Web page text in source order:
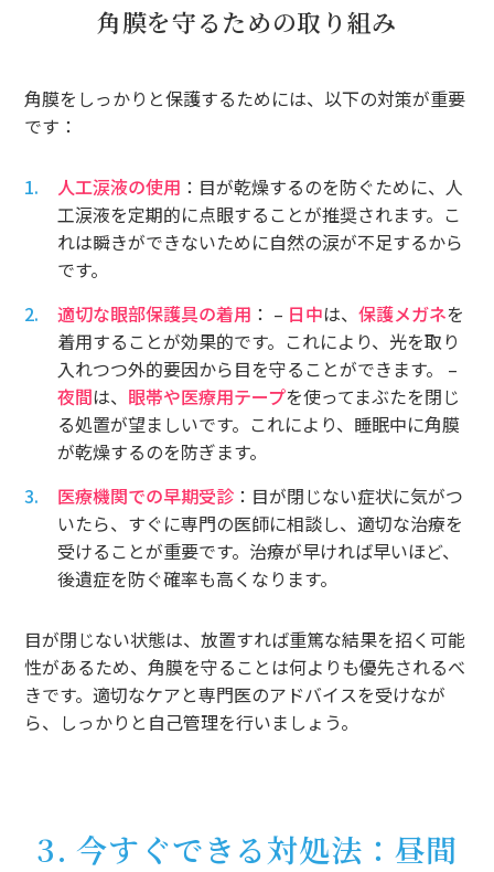
角膜を守るための取り組み
角膜をしっかりと保護するためには、以下の対策が重要
です：
人工涙液の使用 ：目が乾燥するのを防ぐために、人
工涙液を定期的に点眼することが推奨されます。こ
れは瞬きができないために自然の涙が不足するから
です。
適切な眼部保護具の着用 ： – 日中は、保護メガネを
着用することが効果的です。これにより、光を取り
入れつつ外的要因から目を守ることができます。 –
夜間は、 眼帯や医療用テープを使ってまぶたを閉じ
る処置が望ましいです。これにより、睡眠中に角膜
が乾燥するのを防ぎます。
医療機関での早期受診 ：目が閉じない症状に気がつ
いたら、すぐに専門の医師に相談し、適切な治療を
受けることが重要です。治療が早ければ早いほど、
後遺症を防ぐ確率も高くなります。
目が閉じない状態は、放置すれば重篤な結果を招く可能
性があるため、角膜を守ることは何よりも優先されるべ
きです。適切なケアと専門医のアドバイスを受けなが
ら、しっかりと自己管理を行いましょう。
3. 今すぐできる対処法：昼間